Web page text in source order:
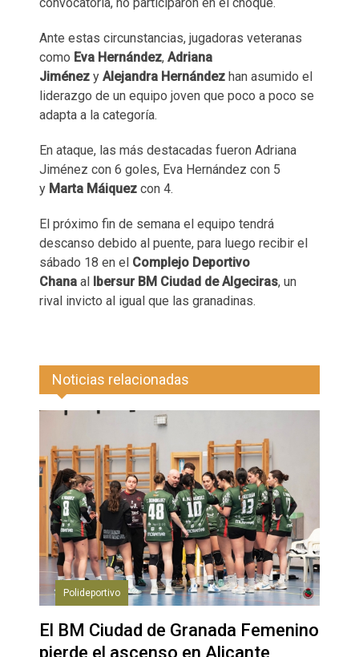
Ante estas circunstancias, jugadoras veteranas
como Eva Hernández, Adriana
Jiménez y Alejandra Hernández han asumido el
liderazgo de un equipo joven que poco a poco se
adapta a la categoría.
En ataque, las más destacadas fueron Adriana
Jiménez con 6 goles, Eva Hernández con 5
y Marta Máiquez con 4.
El próximo fin de semana el equipo tendrá
descanso debido al puente, para luego recibir el
sábado 18 en el Complejo Deportivo
Chana al Ibersur BM Ciudad de Algeciras, un
rival invicto al igual que las granadinas.
Noticias relacionadas
Polideportivo
El BM Ciudad de Granada Femenino
pierde el ascenso en Alicante